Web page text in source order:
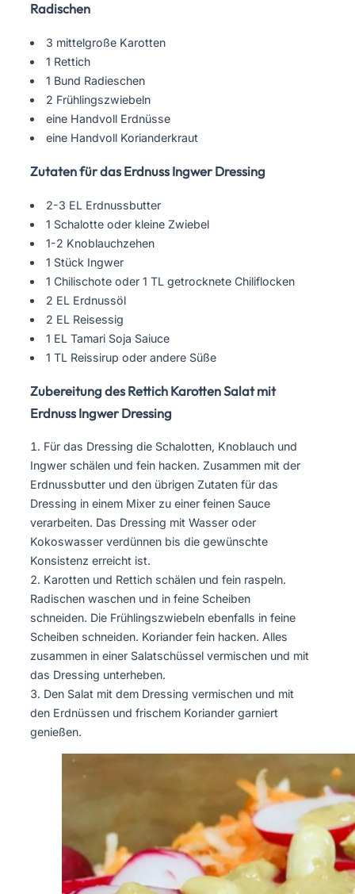
Radischen
3 mittelgroße Karotten
1 Rettich
1 Bund Radieschen
2 Frühlingszwiebeln
eine Handvoll Erdnüsse
eine Handvoll Korianderkraut
Zutaten für das Erdnuss Ingwer Dressing
2-3 EL Erdnussbutter
1 Schalotte oder kleine Zwiebel
1-2 Knoblauchzehen
1 Stück Ingwer
1 Chilischote oder 1 TL getrocknete Chiliflocken
2 EL Erdnussöl
2 EL Reisessig
1 EL Tamari Soja Saiuce
1 TL Reissirup oder andere Süße
Zubereitung des Rettich Karotten Salat mit
Erdnuss Ingwer Dressing
Für das Dressing die Schalotten, Knoblauch und
Ingwer schälen und fein hacken. Zusammen mit der
Erdnussbutter und den übrigen Zutaten für das
Dressing in einem Mixer zu einer feinen Sauce
verarbeiten. Das Dressing mit Wasser oder
Kokoswasser verdünnen bis die gewünschte
Konsistenz erreicht ist.
Karotten und Rettich schälen und fein raspeln.
Radischen waschen und in feine Scheiben
schneiden. Die Frühlingszwiebeln ebenfalls in feine
Scheiben schneiden. Koriander fein hacken. Alles
zusammen in einer Salatschüssel vermischen und mit
das Dressing unterheben.
Den Salat mit dem Dressing vermischen und mit
den Erdnüssen und frischem Koriander garniert
genießen.